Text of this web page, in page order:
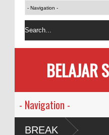
BELAJAR
BREAK